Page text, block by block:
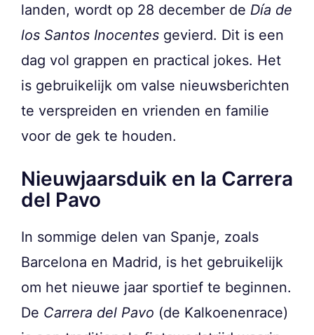
landen, wordt op 28 december de Día de
los Santos Inocentes gevierd. Dit is een
dag vol grappen en practical jokes. Het
is gebruikelijk om valse nieuwsberichten
te verspreiden en vrienden en familie
voor de gek te houden.
Nieuwjaarsduik en la Carrera
del Pavo
In sommige delen van Spanje, zoals
Barcelona en Madrid, is het gebruikelijk
om het nieuwe jaar sportief te beginnen.
De Carrera del Pavo (de Kalkoenenrace)